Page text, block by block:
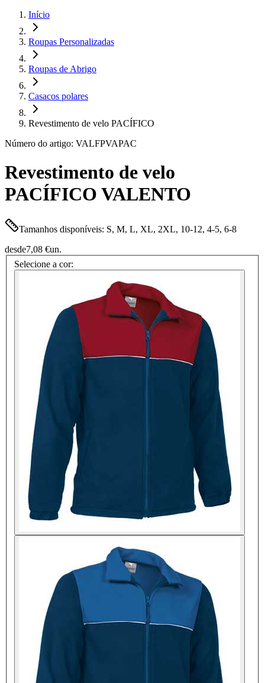
Início
Roupas Personalizadas
Roupas de Abrigo
Casacos polares
Revestimento de velo PACÍFICO
Número do artigo: VALFPVAPAC
Revestimento de velo
PACÍFICO VALENTO
Tamanhos disponíveis: S, M, L, XL, 2XL, 10-12, 4-5, 6-8
desde7,08 €un.
Selecione a cor: